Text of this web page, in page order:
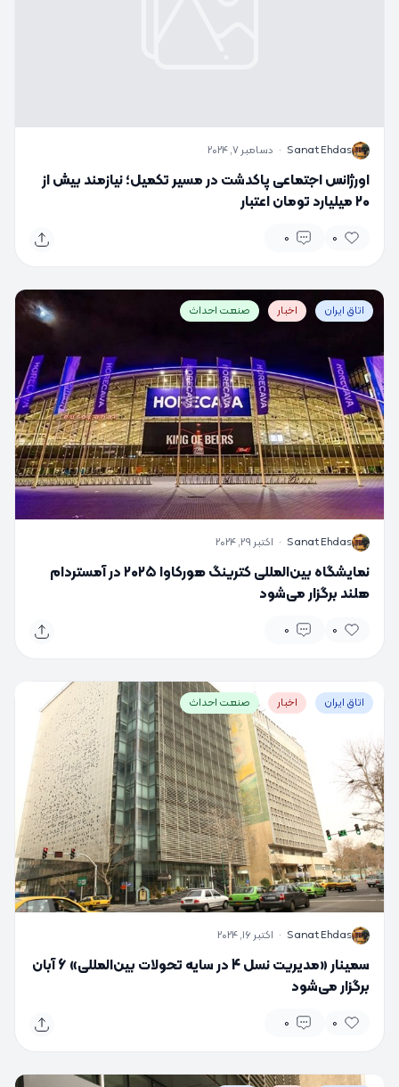
S
Sanat Ehdas
· دسامبر 7, 2024
اورژانس اجتماعی پاکدشت در مسیر تکمیل؛ نیازمند بیش از
۲۰ میلیارد تومان اعتبار
0
0
اتاق ایران اخبار صنعت احداث
S
Sanat Ehdas
· اکتبر 29, 2024
نمایشگاه بین‌المللی کترینگ هورکاوا ۲۰۲۵ در آمستردام
هلند برگزار می‌شود
0
0
اتاق ایران اخبار صنعت احداث
S
Sanat Ehdas
· اکتبر 16, 2024
سمینار «مدیریت نسل 4 در سایه تحولات بین‌المللی» 6 آبان
برگزار می‌شود
0
0